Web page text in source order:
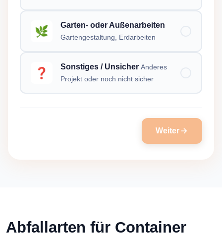
🌿 Garten- oder Außenarbeiten
Gartengestaltung, Erdarbeiten
❓ Sonstiges / Unsicher Anderes
Projekt oder noch nicht sicher
Weiter
Abfallarten für Container